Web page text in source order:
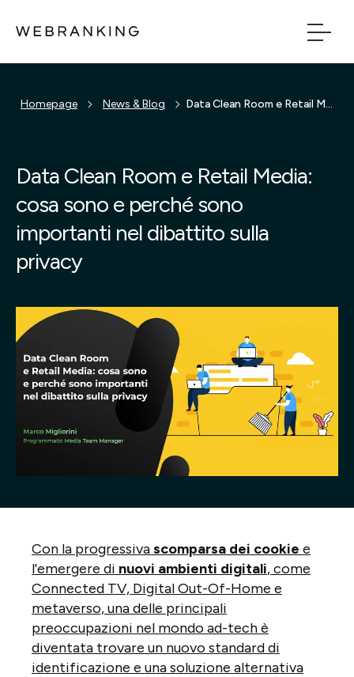
Build
Bridge
Tech
Chi Siamo
Progetti
Italiano
Homepage News & Blog Data Clean Room e Retail Media: cosa sono e perché sono importanti nel dibattito sulla privacy
Data Clean Room e Retail Media:
cosa sono e perché sono
importanti nel dibattito sulla
privacy
Con la progressivascomparsa dei cookie e
l'emergere di nuovi ambienti digitali, come
Connected TV, Digital Out-Of-Home e
metaverso, una delle principali
preoccupazioni nel mondo ad-tech è
diventata trovare un nuovo standard di
identificazione e una soluzione alternativa